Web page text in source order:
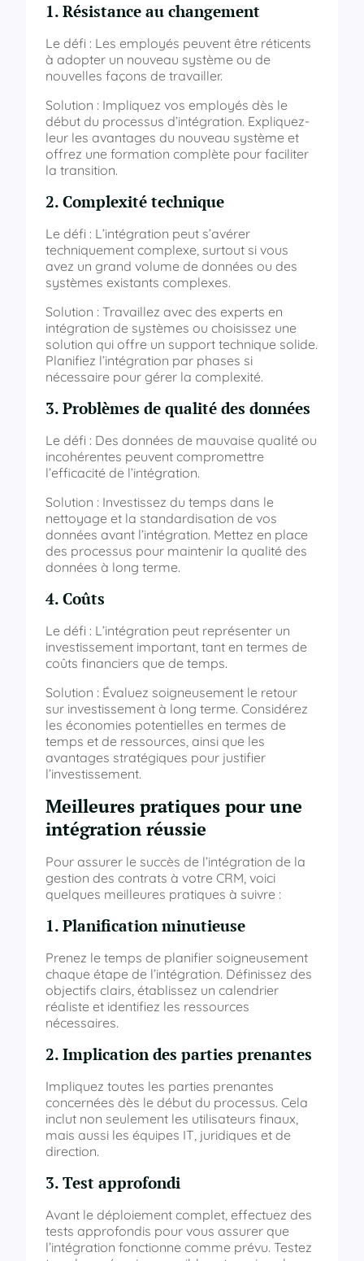
1. Résistance au changement
Le défi : Les employés peuvent être réticents
à adopter un nouveau système ou de
nouvelles façons de travailler.
Solution : Impliquez vos employés dès le
début du processus d’intégration. Expliquez-
leur les avantages du nouveau système et
offrez une formation complète pour faciliter
la transition.
2. Complexité technique
Le défi : L’intégration peut s’avérer
techniquement complexe, surtout si vous
avez un grand volume de données ou des
systèmes existants complexes.
Solution : Travaillez avec des experts en
intégration de systèmes ou choisissez une
solution qui offre un support technique solide.
Planifiez l’intégration par phases si
nécessaire pour gérer la complexité.
3. Problèmes de qualité des données
Le défi : Des données de mauvaise qualité ou
incohérentes peuvent compromettre
l’efficacité de l’intégration.
Solution : Investissez du temps dans le
nettoyage et la standardisation de vos
données avant l’intégration. Mettez en place
des processus pour maintenir la qualité des
données à long terme.
4. Coûts
Le défi : L’intégration peut représenter un
investissement important, tant en termes de
coûts financiers que de temps.
Solution : Évaluez soigneusement le retour
sur investissement à long terme. Considérez
les économies potentielles en termes de
temps et de ressources, ainsi que les
avantages stratégiques pour justifier
l’investissement.
Meilleures pratiques pour une
intégration réussie
Pour assurer le succès de l’intégration de la
gestion des contrats à votre CRM, voici
quelques meilleures pratiques à suivre :
1. Planification minutieuse
Prenez le temps de planifier soigneusement
chaque étape de l’intégration. Définissez des
objectifs clairs, établissez un calendrier
réaliste et identifiez les ressources
nécessaires.
2. Implication des parties prenantes
Impliquez toutes les parties prenantes
concernées dès le début du processus. Cela
inclut non seulement les utilisateurs finaux,
mais aussi les équipes IT, juridiques et de
direction.
3. Test approfondi
Avant le déploiement complet, effectuez des
tests approfondis pour vous assurer que
l’intégration fonctionne comme prévu. Testez